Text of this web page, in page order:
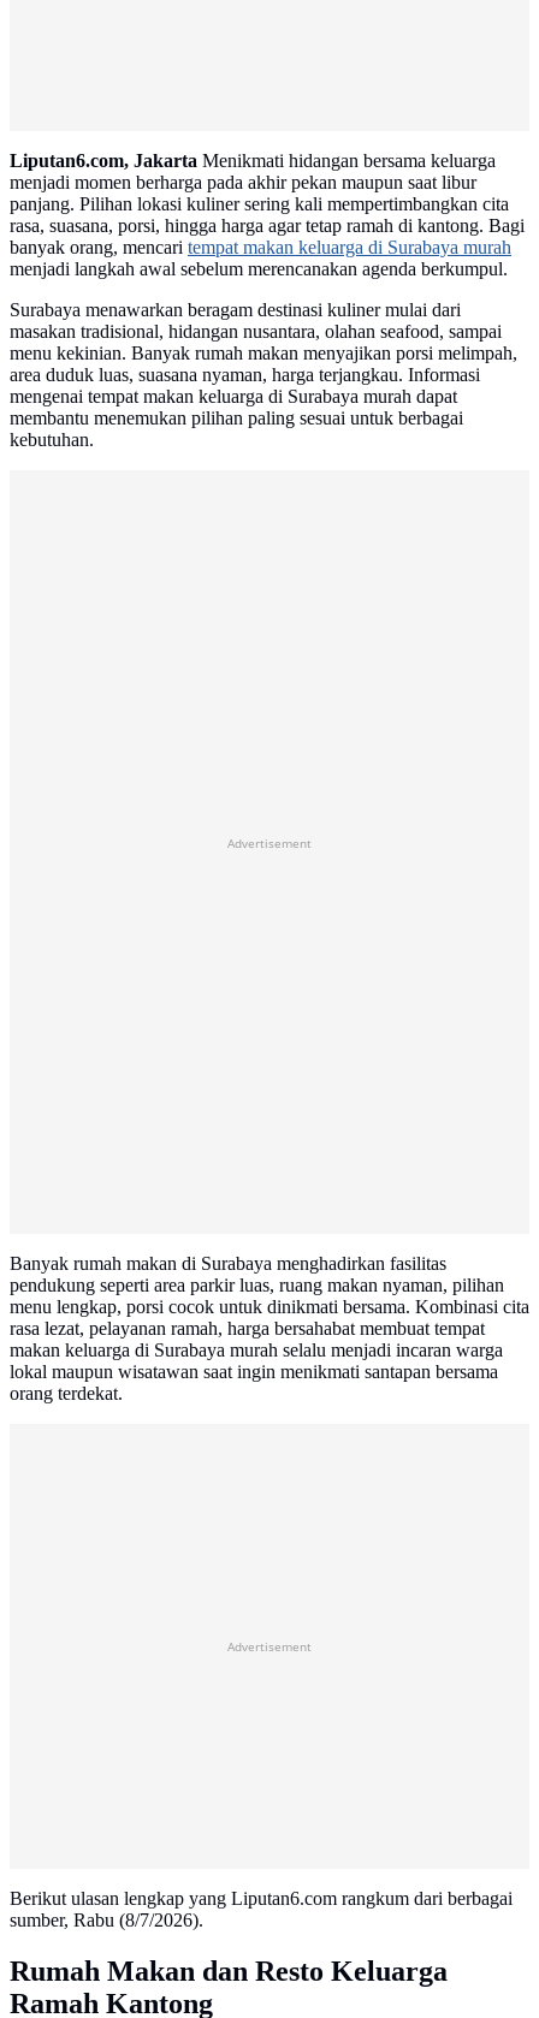
Liputan6.com, Jakarta Menikmati hidangan bersama keluarga
menjadi momen berharga pada akhir pekan maupun saat libur
panjang. Pilihan lokasi kuliner sering kali mempertimbangkan cita
rasa, suasana, porsi, hingga harga agar tetap ramah di kantong. Bagi
banyak orang, mencari tempat makan keluarga di Surabaya murah
menjadi langkah awal sebelum merencanakan agenda berkumpul.
Surabaya menawarkan beragam destinasi kuliner mulai dari
masakan tradisional, hidangan nusantara, olahan seafood, sampai
menu kekinian. Banyak rumah makan menyajikan porsi melimpah,
area duduk luas, suasana nyaman, harga terjangkau. Informasi
mengenai tempat makan keluarga di Surabaya murah dapat
membantu menemukan pilihan paling sesuai untuk berbagai
kebutuhan.
Advertisement
Banyak rumah makan di Surabaya menghadirkan fasilitas
pendukung seperti area parkir luas, ruang makan nyaman, pilihan
menu lengkap, porsi cocok untuk dinikmati bersama. Kombinasi cita
rasa lezat, pelayanan ramah, harga bersahabat membuat tempat
makan keluarga di Surabaya murah selalu menjadi incaran warga
lokal maupun wisatawan saat ingin menikmati santapan bersama
orang terdekat.
Advertisement
Berikut ulasan lengkap yang Liputan6.com rangkum dari berbagai
sumber, Rabu (8/7/2026).
Rumah Makan dan Resto Keluarga
Ramah Kantong